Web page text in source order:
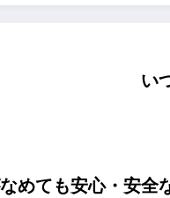
い
めても安心・安全